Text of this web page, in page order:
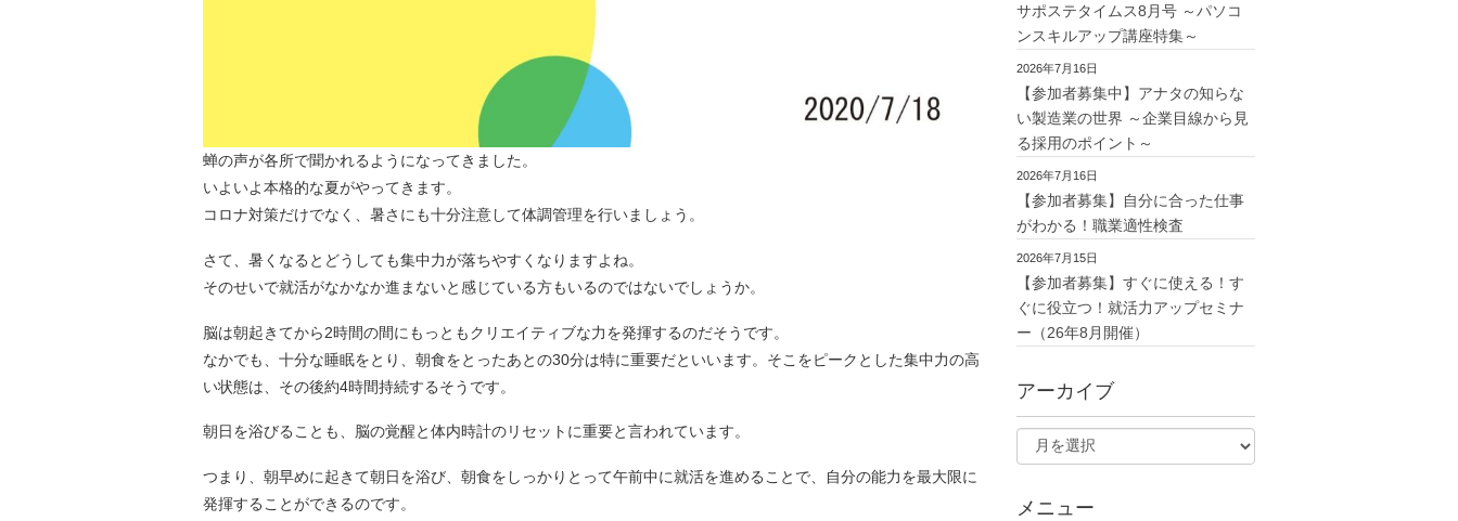
蝉の声が各所で聞かれるようになってきました。
いよいよ本格的な夏がやってきます。
コロナ対策だけでなく、暑さにも十分注意して体調管理を行いましょう。
さて、暑くなるとどうしても集中力が落ちやすくなりますよね。
そのせいで就活がなかなか進まないと感じている方もいるのではないでしょうか。
脳は朝起きてから2時間の間にもっともクリエイティブな力を発揮するのだそうです。
なかでも、十分な睡眠をとり、朝食をとったあとの30分は特に重要だといいます。そこをピークとした集中力の高
い状態は、その後約4時間持続するそうです。
朝日を浴びることも、脳の覚醒と体内時計のリセットに重要と言われています。
つまり、朝早めに起きて朝日を浴び、朝食をしっかりとって午前中に就活を進めることで、自分の能力を最大限に
発揮することができるのです。
サポステタイムス8月号 ～パソコ
ンスキルアップ講座特集～
2026年7月16日
【参加者募集中】アナタの知らな
い製造業の世界 ～企業目線から見
る採用のポイント～
2026年7月16日
【参加者募集】自分に合った仕事
がわかる！職業適性検査
2026年7月15日
【参加者募集】すぐに使える！す
ぐに役立つ！就活力アップセミナ
ー（26年8月開催）
アーカイブ
メニュー